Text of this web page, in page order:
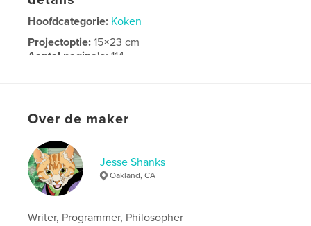
Hoofdcategorie: Koken
Projectoptie:15×23 cm
Aantal pagina's:114
Datum publiceren:
Over de maker
Jesse Shanks
Oakland, CA
Writer, Programmer, Philosopher